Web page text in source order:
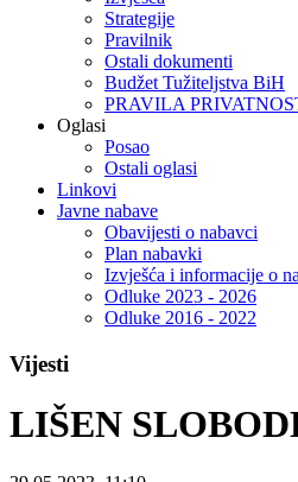
Strategije
Pravilnik
Ostali dokumenti
Budžet Tužiteljstva BiH
PRAVILA
Oglasi
Posao
Ostali oglasi
Linkovi
Javne nabave
Obavijesti o nabavci
Plan nabavki
Izvješća i informacije o
Odluke 2023 - 2026
Odluke 2016 - 2022
Vijesti
LIŠEN